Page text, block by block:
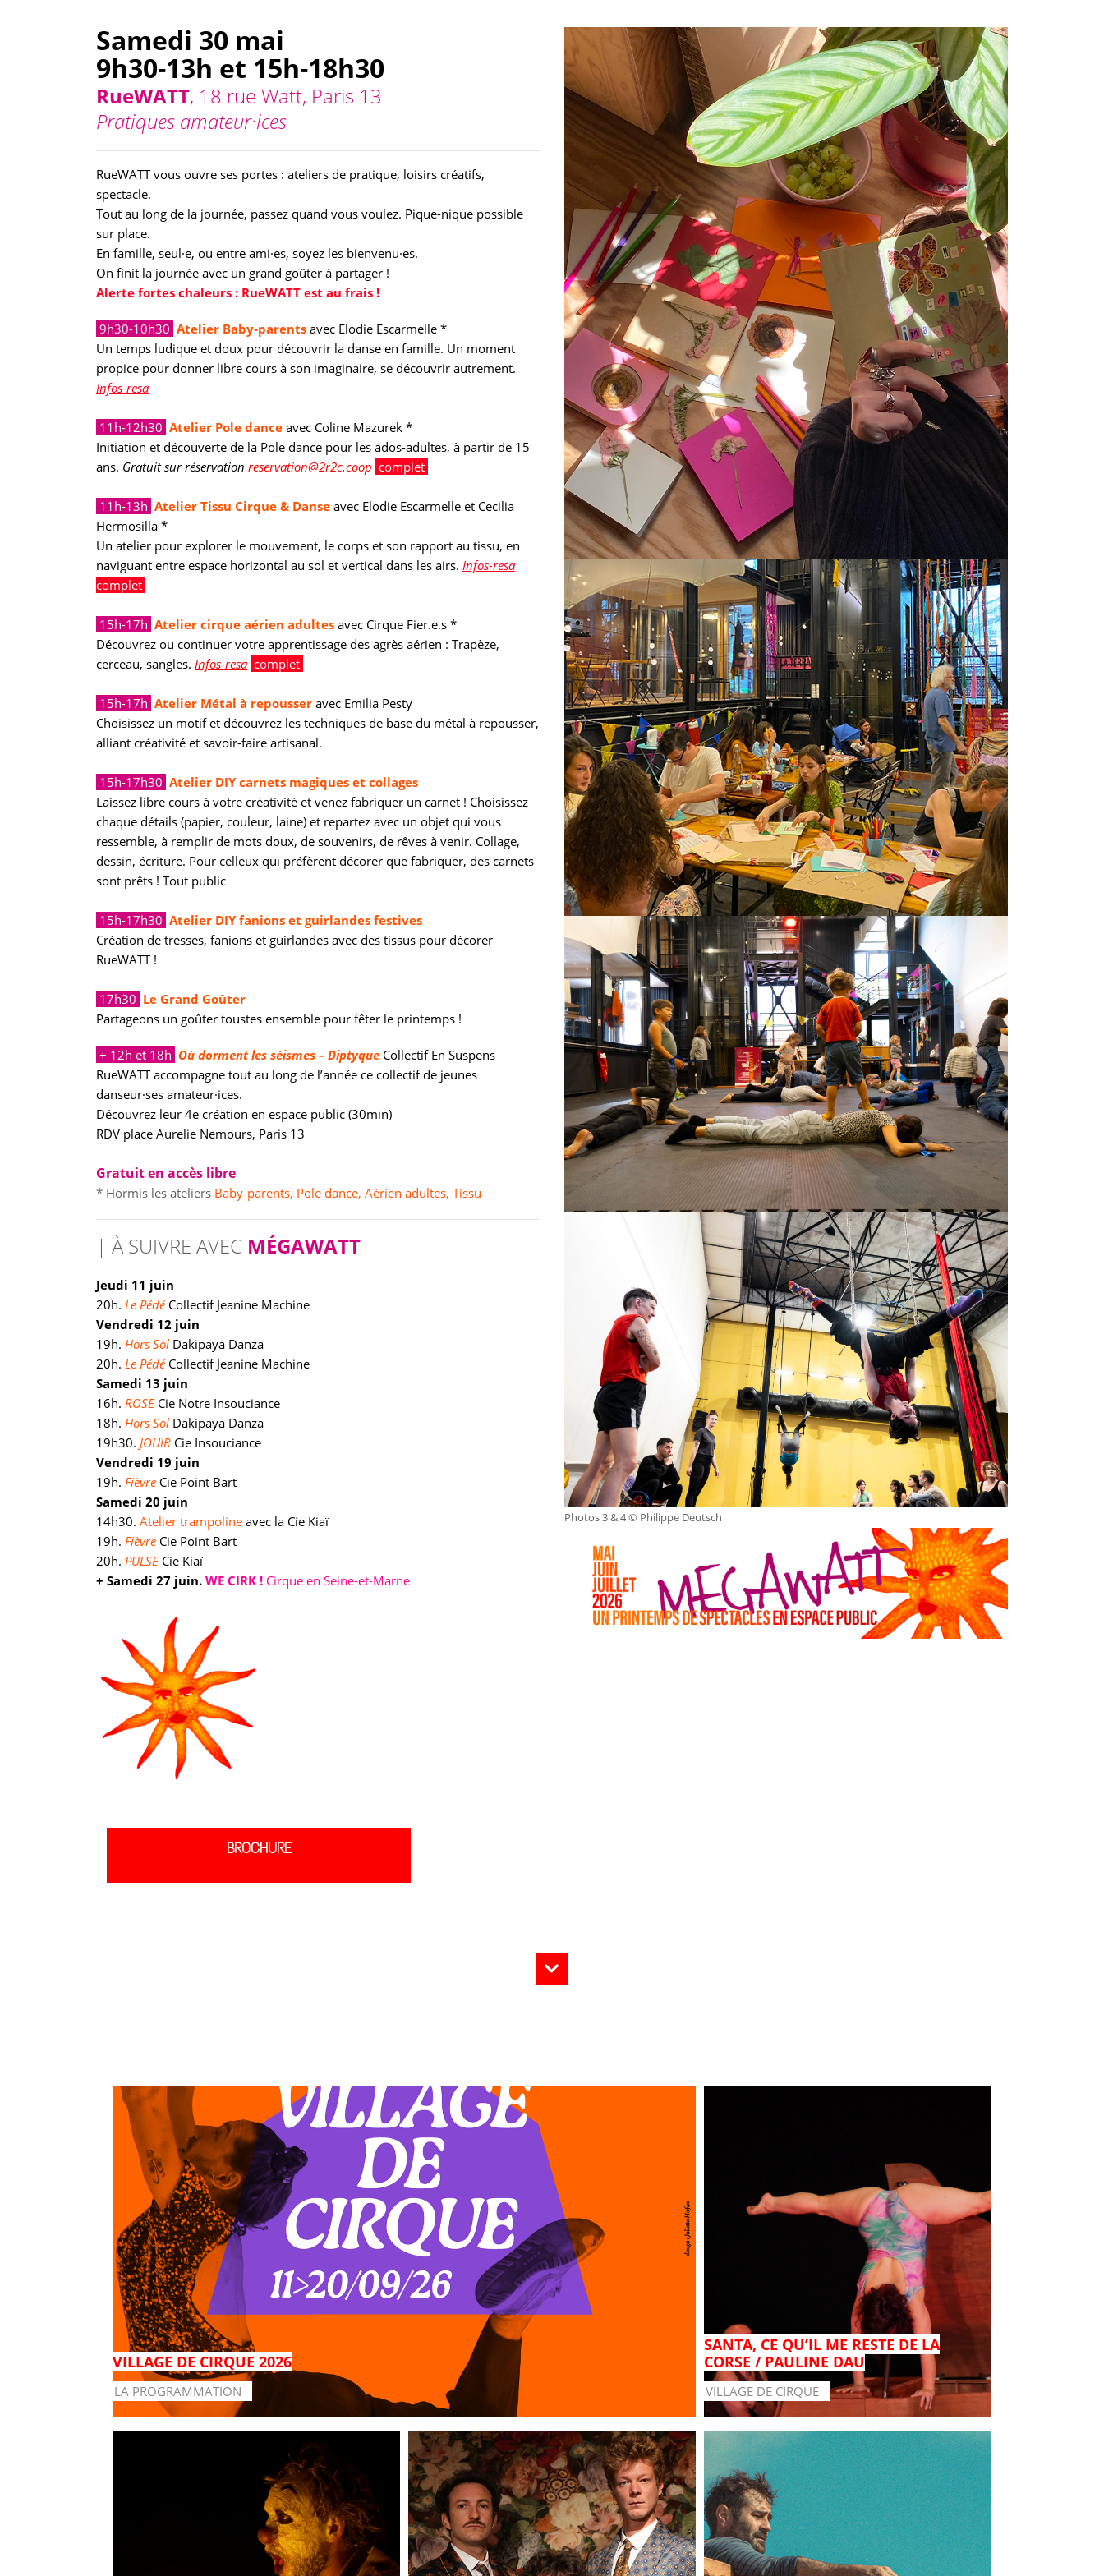
Samedi 30 mai
9h30-13h et 15h-18h30
RueWATT, 18 rue Watt, Paris 13
Pratiques amateur·ices
RueWATT vous ouvre ses portes : ateliers de pratique, loisirs créatifs,
spectacle.
Tout au long de la journée, passez quand vous voulez. Pique-nique possible
sur place.
En famille, seul·e, ou entre ami·es, soyez les bienvenu·es.
On finit la journée avec un grand goûter à partager !
Alerte fortes chaleurs : RueWATT est au frais !
9h30-10h30 Atelier Baby-parents avec Elodie Escarmelle *
Un temps ludique et doux pour découvrir la danse en famille. Un moment
propice pour donner libre cours à son imaginaire, se découvrir autrement.
Infos-resa
11h-12h30 Atelier Pole dance avec Coline Mazurek *
Initiation et découverte de la Pole dance pour les ados-adultes, à partir de 15
ans. Gratuit sur réservation reservation@2r2c.coop complet
11h-13h Atelier Tissu Cirque & Danse avec Elodie Escarmelle et Cecilia
Hermosilla *
Un atelier pour explorer le mouvement, le corps et son rapport au tissu, en
naviguant entre espace horizontal au sol et vertical dans les airs. Infos-resa
complet
15h-17h Atelier cirque aérien adultes avec Cirque Fier.e.s *
Découvrez ou continuer votre apprentissage des agrès aérien : Trapèze,
cerceau, sangles. Infos-resa complet
15h-17h Atelier Métal à repousser avec Emilia Pesty
Choisissez un motif et découvrez les techniques de base du métal à repousser,
alliant créativité et savoir-faire artisanal.
15h-17h30 Atelier DIY carnets magiques et collages
Laissez libre cours à votre créativité et venez fabriquer un carnet ! Choisissez
chaque détails (papier, couleur, laine) et repartez avec un objet qui vous
ressemble, à remplir de mots doux, de souvenirs, de rêves à venir. Collage,
dessin, écriture. Pour celleux qui préfèrent décorer que fabriquer, des carnets
sont prêts ! Tout public
15h-17h30 Atelier DIY fanions et guirlandes festives
Création de tresses, fanions et guirlandes avec des tissus pour décorer
RueWATT !
17h30 Le Grand Goûter
Partageons un goûter toustes ensemble pour fêter le printemps !
+ 12h et 18h Où dorment les séismes – Diptyque Collectif En Suspens
RueWATT accompagne tout au long de l’année ce collectif de jeunes
danseur·ses amateur·ices.
Découvrez leur 4e création en espace public (30min)
RDV place Aurelie Nemours, Paris 13
Gratuit en accès libre
* Hormis les ateliers Baby-parents, Pole dance, Aérien adultes, Tissu
| À SUIVRE AVEC MÉGAWATT
Jeudi 11 juin
20h. Le Pédé Collectif Jeanine Machine
Vendredi 12 juin
19h. Hors Sol Dakipaya Danza
20h. Le Pédé Collectif Jeanine Machine
Samedi 13 juin
16h. ROSE Cie Notre Insouciance
18h. Hors Sol Dakipaya Danza
19h30. JOUIR Cie Insouciance
Vendredi 19 juin
19h. Fièvre Cie Point Bart
Samedi 20 juin
14h30. Atelier trampoline avec la Cie Kiaï
19h. Fièvre Cie Point Bart
20h. PULSE Cie Kiaï
+ Samedi 27 juin. WE CIRK ! Cirque en Seine-et-Marne
Photos 3 & 4 © Philippe Deutsch
BROCHURE
VILLAGE DE CIRQUE 2026
LA PROGRAMMATION
SANTA, CE QU’IL ME RESTE DE LA
CORSE / PAULINE DAU
VILLAGE DE CIRQUE